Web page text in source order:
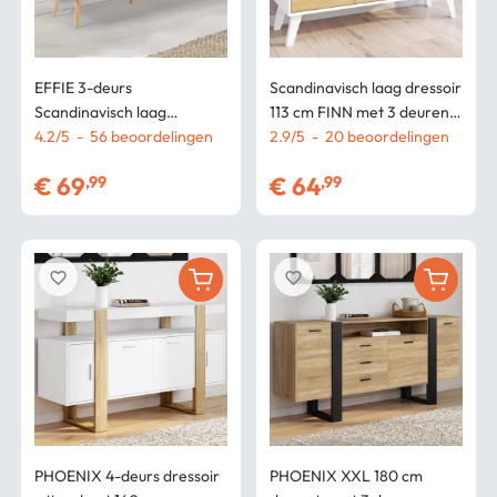
EFFIE 3-deurs
Scandinavisch laag
dressoir, wit hout, 135 cm
4.2/5 - 56 beoordelingen
€69,99
PHOENIX 4-deurs dressoir
favorite_border
Scandinavisch laag dressoir
113 cm FINN met 3 deuren,
wit en beukenhoutlook
2.9/5 - 20 beoordelingen
€64,99
PHOENIX XXL 180 cm
favorite_border